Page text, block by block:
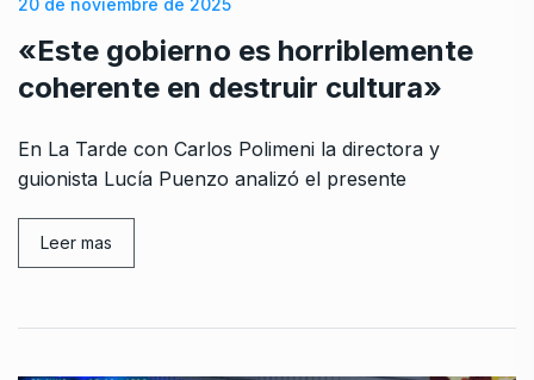
20 de noviembre de 2025
«Este gobierno es horriblemente
coherente en destruir cultura»
En La Tarde con Carlos Polimeni la directora y
guionista Lucía Puenzo analizó el presente
Leer mas